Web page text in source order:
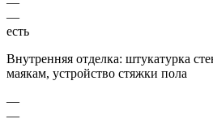
—
есть
Внутренняя отделка: штукатурка
маякам, устройство стяжки пола
—
—